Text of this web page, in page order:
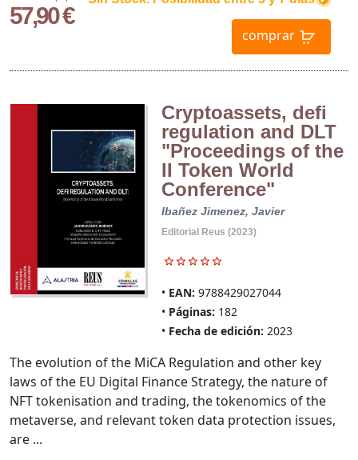
57,90 €
comprar
Cryptoassets, defi
regulation and DLT
"Proceedings of the
II Token World
Conference"
Ibañez Jimenez, Javier
Editorial Reus (2023)
EAN: 9788429027044
Páginas: 182
Fecha de edición: 2023
The evolution of the MiCA Regulation and other key
laws of the EU Digital Finance Strategy, the nature of
NFT tokenisation and trading, the tokenomics of the
metaverse, and relevant token data protection issues,
are ...